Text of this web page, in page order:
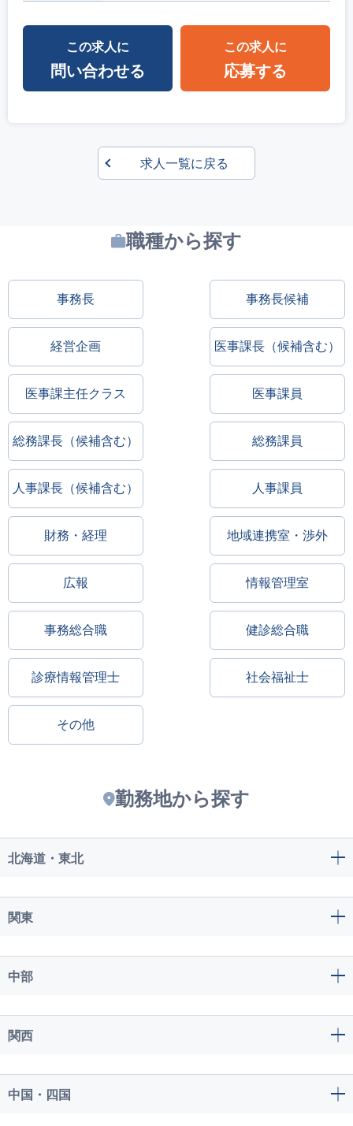
この求人に
問い合わせる
この求人に
応募する
求人一覧に戻る
職種から探す
事務長 事務長候補
経営企画 医事課長（候補含む）
医事課主任クラス 医事課員
総務課長（候補含む） 総務課員
人事課長（候補含む） 人事課員
財務・経理 地域連携室・渉外
広報 情報管理室
事務総合職 健診総合職
診療情報管理士 社会福祉士
その他
勤務地から探す
北海道・東北
関東
中部
関西
中国・四国